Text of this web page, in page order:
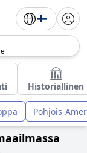
Historiallinen
Pohjois-